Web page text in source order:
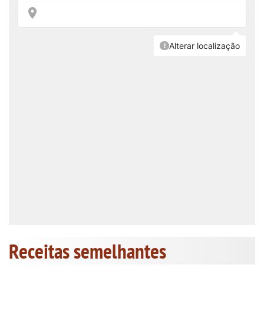
Receitas semelhantes